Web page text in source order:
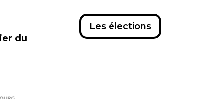
Les élections
du